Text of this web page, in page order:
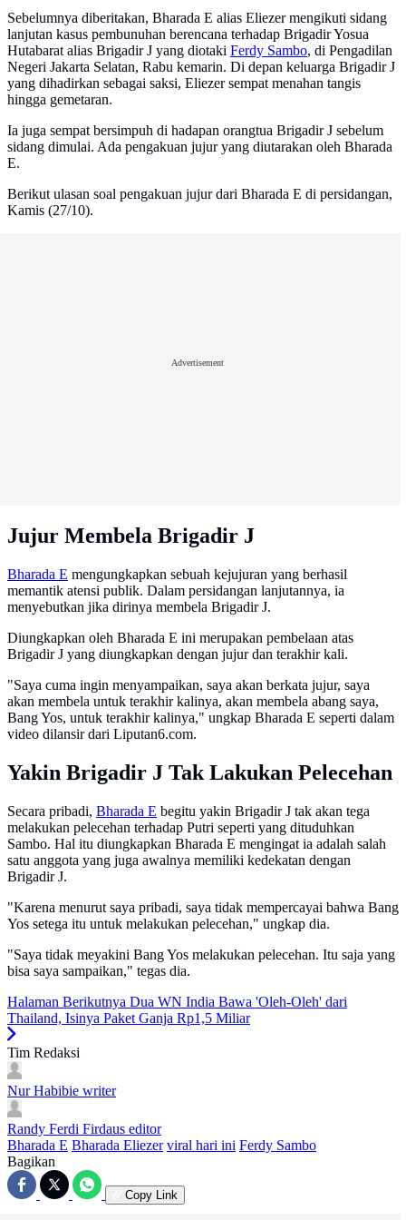
Sebelumnya diberitakan, Bharada E alias Eliezer mengikuti sidang
lanjutan kasus pembunuhan berencana terhadap Brigadir Yosua
Hutabarat alias Brigadir J yang diotaki Ferdy Sambo, di Pengadilan
Negeri Jakarta Selatan, Rabu kemarin. Di depan keluarga Brigadir J
yang dihadirkan sebagai saksi, Eliezer sempat menahan tangis
hingga gemetaran.
Ia juga sempat bersimpuh di hadapan orangtua Brigadir J sebelum
sidang dimulai. Ada pengakuan jujur yang diutarakan oleh Bharada
E.
Berikut ulasan soal pengakuan jujur dari Bharada E di persidangan,
Kamis (27/10).
Advertisement
Jujur Membela Brigadir J
Bharada E mengungkapkan sebuah kejujuran yang berhasil
memantik atensi publik. Dalam persidangan lanjutannya, ia
menyebutkan jika dirinya membela Brigadir J.
Diungkapkan oleh Bharada E ini merupakan pembelaan atas
Brigadir J yang diungkapkan dengan jujur dan terakhir kali.
"Saya cuma ingin menyampaikan, saya akan berkata jujur, saya
akan membela untuk terakhir kalinya, akan membela abang saya,
Bang Yos, untuk terakhir kalinya," ungkap Bharada E seperti dalam
video dilansir dari Liputan6.com.
Yakin Brigadir J Tak Lakukan Pelecehan
Secara pribadi, Bharada E begitu yakin Brigadir J tak akan tega
melakukan pelecehan terhadap Putri seperti yang dituduhkan
Sambo. Hal itu diungkapkan Bharada E mengingat ia adalah salah
satu anggota yang juga awalnya memiliki kedekatan dengan
Brigadir J.
"Karena menurut saya pribadi, saya tidak mempercayai bahwa Bang
Yos setega itu untuk melakukan pelecehan," ungkap dia.
"Saya tidak meyakini Bang Yos melakukan pelecehan. Itu saja yang
bisa saya sampaikan," tegas dia.
Halaman Berikutnya Dua WN India Bawa 'Oleh-Oleh' dari
Thailand, Isinya Paket Ganja Rp1,5 Miliar
Tim Redaksi
Nur Habibie writer
Randy Ferdi Firdaus editor
Bharada E Bharada Eliezer viral hari ini Ferdy Sambo
Bagikan
Copy Link